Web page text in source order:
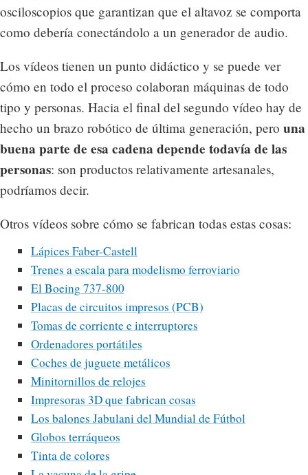
osciloscopios que garantizan que el altavoz se comporta
como debería conectándolo a un generador de audio.
Los vídeos tienen un punto didáctico y se puede ver
cómo en todo el proceso colaboran máquinas de todo
tipo y personas. Hacia el final del segundo vídeo hay de
hecho un brazo robótico de última generación, pero una
buena parte de esa cadena depende todavía de las
personas: son productos relativamente artesanales,
podríamos decir.
Otros vídeos sobre cómo se fabrican todas estas cosas:
Lápices Faber-Castell
Trenes a escala para modelismo ferroviario
El Boeing 737-800
Placas de circuitos impresos (PCB)
Tomas de corriente e interruptores
Ordenadores portátiles
Coches de juguete metálicos
Minitornillos de relojes
Impresoras 3D que fabrican cosas
Los balones Jabulani del Mundial de Fútbol
Globos terráqueos
Tinta de colores